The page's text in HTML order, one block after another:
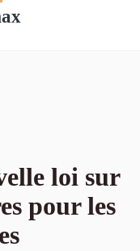
loi sur
pour les